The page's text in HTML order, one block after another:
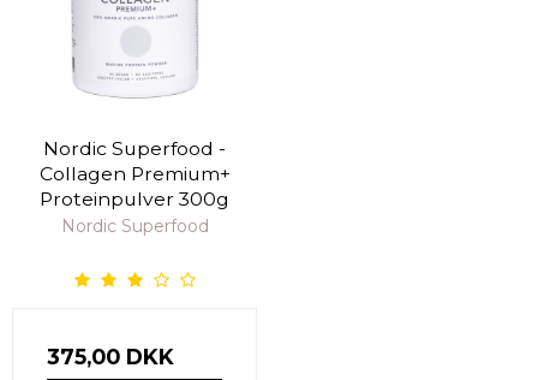
Nordic Superfood -
Collagen Premium+
Proteinpulver 300g
Nordic Superfood
375,00 DKK